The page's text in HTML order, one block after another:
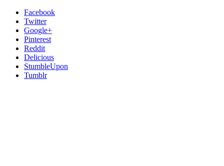
Facebook
Twitter
Google+
Pinterest
Reddit
Delicious
StumbleUpon
Tumblr